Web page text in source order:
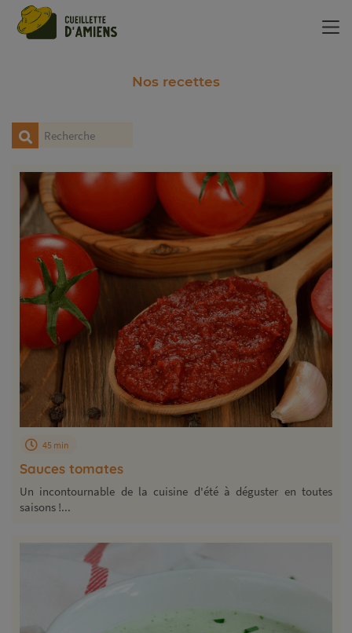
Nos recettes
Sauces tomates
45 min
Un incontournable de la cuisine d'été à déguster en toutes
saisons !...
Panneau de gestion des cookies